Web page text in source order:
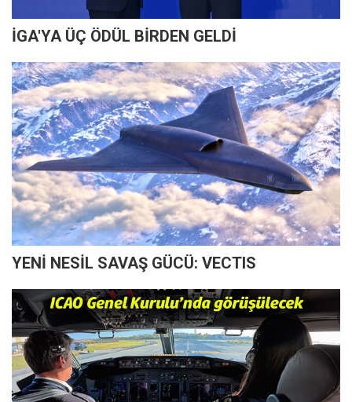
İGA'YA ÜÇ ÖDÜL BİRDEN GELDİ
YENİ NESİL SAVAŞ GÜCÜ: VECTIS